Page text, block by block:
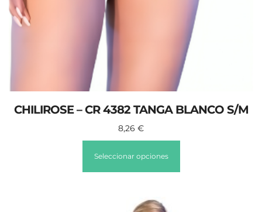
CHILIROSE – CR 4382 TANGA BLANCO S/M
8,26 €
Seleccionar opciones